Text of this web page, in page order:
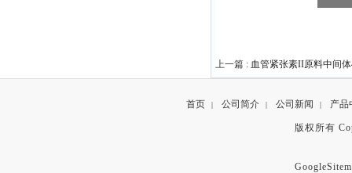
上一篇 : 血管紧张素II原料中间体
首页 | 公司简介 | 公司新闻 | 产品
版权所有